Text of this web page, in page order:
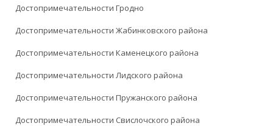
Достопримечательности Гродно
Достопримечательности Жабинковского района
Достопримечательности Каменецкого района
Достопримечательности Лидского района
Достопримечательности Пружанского района
Достопримечательности Свислочского района